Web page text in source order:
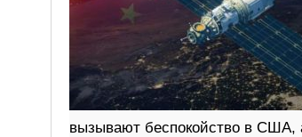
вызывают беспокойство в США,